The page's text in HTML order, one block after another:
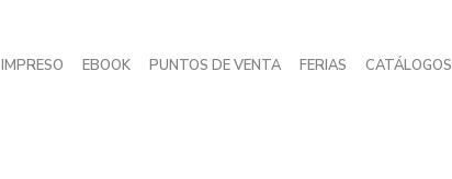
IMPRESO EBOOK PUNTOS DE VENTA FERIAS CATÁLOGOS